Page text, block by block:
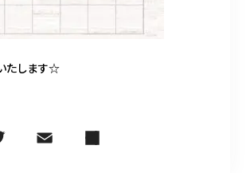
たします☆